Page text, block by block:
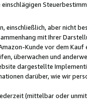
aber nicht
mit Ihrer
Kunde vor dem
überwachen und
dargestellte
darüber, wie wir
(mittelbar oder